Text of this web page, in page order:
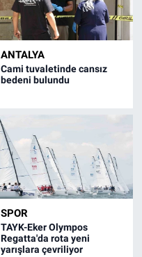
ANTALYA
Cami tuvaletinde cansız
bedeni bulundu
SPOR
TAYK-Eker Olympos
Regatta'da rota yeni
yarışlara çevriliyor